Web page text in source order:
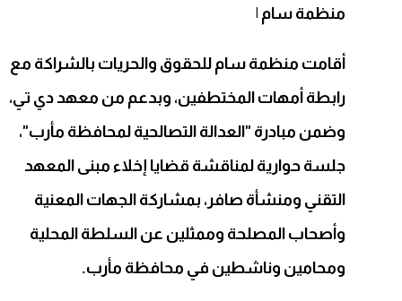
منظمة سام |
أقامت منظمة سام للحقوق والحريات بالشراكة مع
رابطة أمهات المختطفين، وبدعم من معهد دي تي،
وضمن مبادرة "العدالة التصالحية لمحافظة مأرب"،
جلسة حوارية لمناقشة قضايا إخلاء مبنى المعهد
التقني ومنشأة صافر، بمشاركة الجهات المعنية
وأصحاب المصلحة وممثلين عن السلطة المحلية
ومحامين وناشطين في محافظة مأرب.